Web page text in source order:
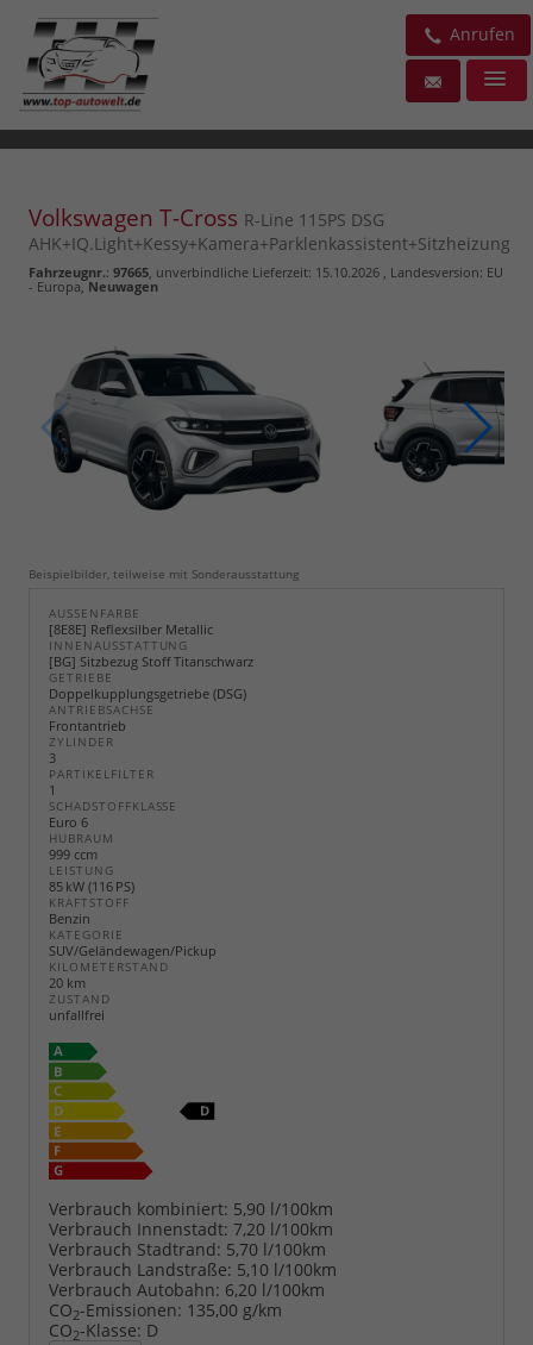
Anrufen
Volkswagen T-Cross R-Line 115PS DSG
AHK+IQ.Light+Kessy+Kamera+Parklenkassistent+Sitzheizung
Fahrzeugnr.: 97665 , unverbindliche Lieferzeit: 15.10.2026 , Landesversion: EU
- Europa,Neuwagen
Beispielbilder, teilweise mit Sonderausstattung
AUSSENFARBE
[8E8E] Reflexsilber Metallic
INNENAUSSTATTUNG
[BG] Sitzbezug Stoff Titanschwarz
GETRIEBE
Doppelkupplungsgetriebe (DSG)
ANTRIEBSACHSE
Frontantrieb
ZYLINDER
3
PARTIKELFILTER
1
SCHADSTOFFKLASSE
Euro 6
HUBRAUM
999 ccm
LEISTUNG
85 kW (116 PS)
KRAFTSTOFF
Benzin
KATEGORIE
SUV/Geländewagen/Pickup
KILOMETERSTAND
20 km
ZUSTAND
unfallfrei
Verbrauch kombiniert: 5,90 l/100km
Verbrauch Innenstadt: 7,20 l/100km
Verbrauch Stadtrand: 5,70 l/100km
Verbrauch Landstraße: 5,10 l/100km
Verbrauch Autobahn: 6,20 l/100km
CO2-Emissionen: 135,00 g/km
CO2-Klasse: D